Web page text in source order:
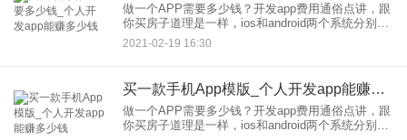
做一个APP需要多少钱？开发app费用通俗点讲，跟
你买房子道理是一样，ios和android两个系统分别是
两座房子，你是买一套还是二套都买，预算上肯定
会不一样，至于具体计算费用，还要按照房子的装
2021-02-19 16:30
买一款手机App模版_个人开发app能赚多少钱
做一个APP需要多少钱？开发app费用通俗点讲，跟
你买房子道理是一样，ios和android两个系统分别是